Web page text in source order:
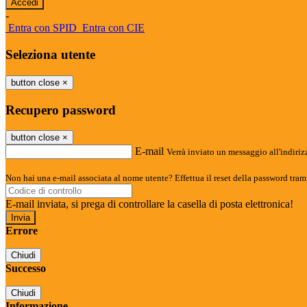
-
Entra con SPID Entra con CIE
Seleziona utente
button close ×
Recupero password
button close ×
E-mail Verrà inviato un messaggio
Non hai una e-mail associata al nome utente? Effettua il reset della password
E-mail inviata, si prega di controllare la casella di posta elettronica!
Errore
Chiudi
Successo
Chiudi